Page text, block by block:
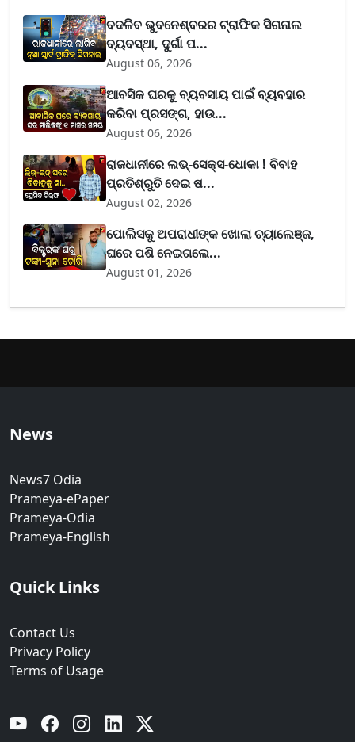
ବଦଳିବ ଭୁବନେଶ୍ବରର ଟ୍ରାଫିକ ସିଗନାଲ
ବ୍ୟବସ୍ଥା, ଦୁର୍ଗା ପ...
August 06, 2026
ଆବସିକ ଘରକୁ ବ୍ୟବସାୟ ପାଇଁ ବ୍ୟବହାର
କରିବା ପ୍ରସଙ୍ଗ, ହାଉ...
August 06, 2026
ରାଜଧାନୀରେ ଲଭ୍-ସେକ୍ସ-ଧୋକା ! ବିବାହ
ପ୍ରତିଶ୍ରୁତି ଦେଇ ଷ...
August 02, 2026
ପୋଲିସକୁ ଅପରାଧୀଙ୍କ ଖୋଲା ଚ୍ୟାଲେଞ୍ଜ,
ଘରେ ପଶି ନେଇଗଲେ...
August 01, 2026
News
News7 Odia
Prameya-ePaper
Prameya-Odia
Prameya-English
Quick Links
Contact Us
Privacy Policy
Terms of Usage
YouTube Facebook Instagram Linkedin